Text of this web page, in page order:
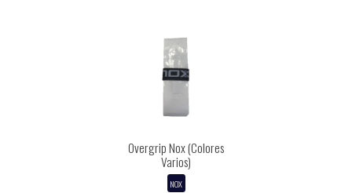
Overgrip Nox (Colores
Varios)
NOX